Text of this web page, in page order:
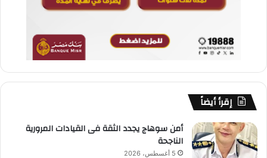
إقرأ أيضاً
أمن سوهاج يجدد الثقة فى القيادات المرورية
الناجحة
5 أغسطس، 2026